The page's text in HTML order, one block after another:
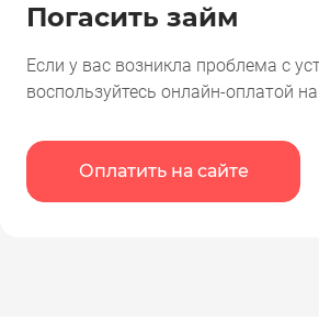
Погасить займ
Если у вас возникла проблема с
воспользуйтесь онлайн-оплатой на
Оплатить на сайте